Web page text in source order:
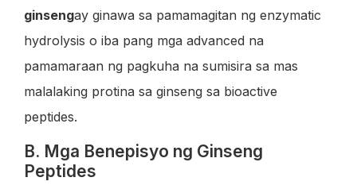
ginsengay ginawa sa pamamagitan ng enzymatic
hydrolysis o iba pang mga advanced na
pamamaraan ng pagkuha na sumisira sa mas
malalaking protina sa ginseng sa bioactive
peptides.
B. Mga Benepisyo ng Ginseng
Peptides